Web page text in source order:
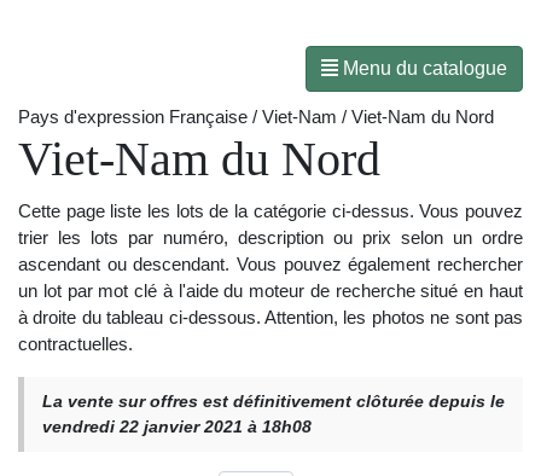
Menu du catalogue
Pays d'expression Française / Viet-Nam / Viet-Nam du Nord
Viet-Nam du Nord
Cette page liste les lots de la catégorie ci-dessus. Vous pouvez
trier les lots par numéro, description ou prix selon un ordre
ascendant ou descendant. Vous pouvez également rechercher
un lot par mot clé à l'aide du moteur de recherche situé en haut
à droite du tableau ci-dessous. Attention, les photos ne sont pas
contractuelles.
La vente sur offres est définitivement clôturée depuis le
vendredi 22 janvier 2021 à 18h08